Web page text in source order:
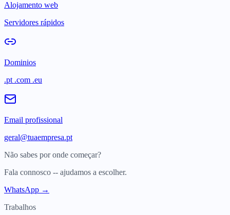
Alojamento web
Servidores rápidos
Dominios
.pt .com .eu
Email profissional
geral@tuaempresa.pt
Não sabes por onde começar?
Fala connosco -- ajudamos a escolher.
WhatsApp →
Trabalhos